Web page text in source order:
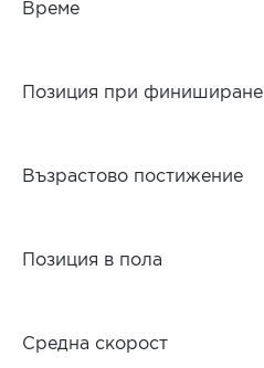
Време
Позиция при финиширане
Възрастово постижение
Позиция в пола
Средна скорост